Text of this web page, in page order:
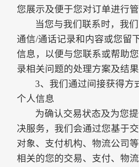
您展示及便于您对订单进行管
当您与我们联系时，我
通信/通话记录和内容或您留
信息，以便与您联系或帮助
录相关问题的处理方案及结果
3、我们通过间接获得方
个人信息
为确认交易状态及为您
决服务，我们会通过您基于
对象、支付机构、物流公司
相关的您的交易、支付、物